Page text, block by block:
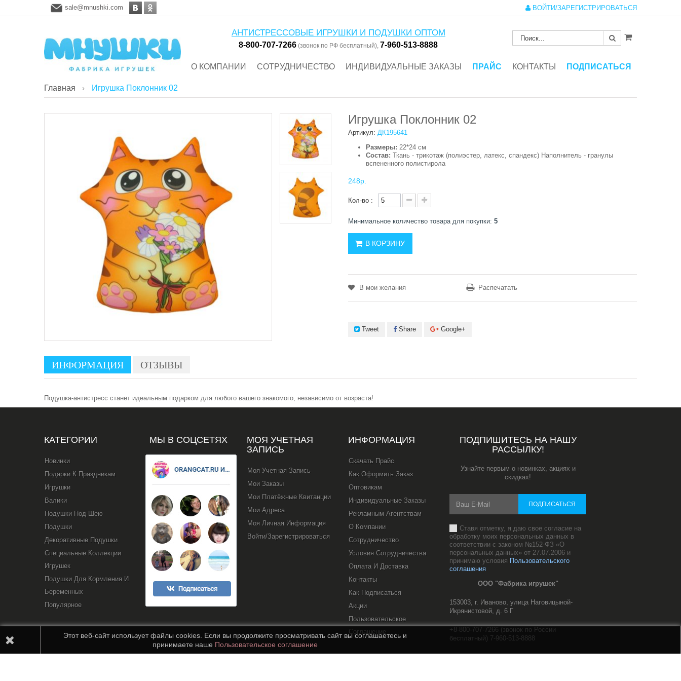
ВОЙТИ/ЗАРЕГИСТРИРОВАТЬСЯ
sale@mnushki.com
АНТИСТРЕССОВЫЕ ИГРУШКИ И ПОДУШКИ ОПТОМ
8-800-707-7266 (звонок по РФ бесплатный), 7-960-513-8888
О КОМПАНИИ СОТРУДНИЧЕСТВО ИНДИВИДУАЛЬНЫЕ ЗАКАЗЫ ПРАЙС КОНТАКТЫ ПОДПИСАТЬСЯ
Главная Игрушка Поклонник 02
Игрушка Поклонник 02
Артикул: ДК195641
Размеры: 22*24 см
Состав: Ткань - трикотаж (полиэстер, латекс, спандекс) Наполнитель - гранулы
вспененного полистирола
248р.
Кол-во :
Минимальное количество товара для покупки: 5
В КОРЗИНУ
В мои желания Распечатать
Tweet Share Google+
ИНФОРМАЦИЯ ОТЗЫВЫ
Подушка-антистресс станет идеальным подарком для любого вашего знакомого, независимо от возраста!
КАТЕГОРИИ
Новинки
Подарки К Праздникам
Игрушки
Валики
Подушки Под Шею
Подушки
Декоративные Подушки
Специальные Коллекции
Игрушек
Подушки Для Кормления И
Беременных
Популярное
МЫ В СОЦСЕТЯХ
МОЯ УЧЕТНАЯ
ЗАПИСЬ
Моя Учетная Запись
Мои Заказы
Мои Платёжные Квитанции
Мои Адреса
Моя Личная Информация
Войти/Зарегистрироваться
ИНФОРМАЦИЯ
Скачать Прайс
Как Оформить Заказ
Оптовикам
Индивидуальные Заказы
Рекламным Агентствам
О Компании
Сотрудничество
Условия Сотрудничества
Оплата И Доставка
Контакты
Как Подписаться
Акции
Пользовательское
Соглашение
ПОДПИШИТЕСЬ НА НАШУ
РАССЫЛКУ!
Узнайте первым о новинках, акциях и
скидках!
Ставя отметку, я даю свое согласие на
обработку моих персональных данных в
соответствии с законом №152-ФЗ «О
персональных данных» от 27.07.2006 и
принимаю условия Пользовательского
соглашения
ПОДПИСАТЬСЯ
ООО "Фабрика игрушек"
153003, г. Иваново, улица Наговицыной-
Икрянистовой, д. 6 Г
+8-800-707-7266 (звонок по России
бесплатный) 7-960-513-8888
Этот веб-сайт использует файлы cookies. Если вы продолжите просматривать сайт вы соглашаетесь и
принимаете наше Пользовательское соглашение